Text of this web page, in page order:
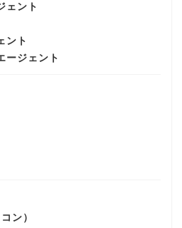
ェント
ント
ージェント
ン）